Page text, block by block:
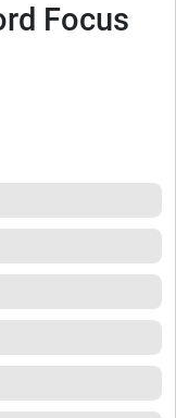
Focus